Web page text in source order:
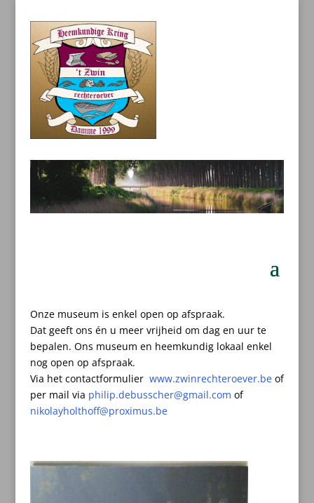
Onze museum is enkel open op afspraak.
Dat geeft ons én u meer vrijheid om dag en uur te
bepalen. Ons museum en heemkundig lokaal enkel
nog open op afspraak.
Via het contactformulier www.zwinrechteroever.be of
per mail via philip.debusscher@gmail.com of
nikolayholthoff@proximus.be